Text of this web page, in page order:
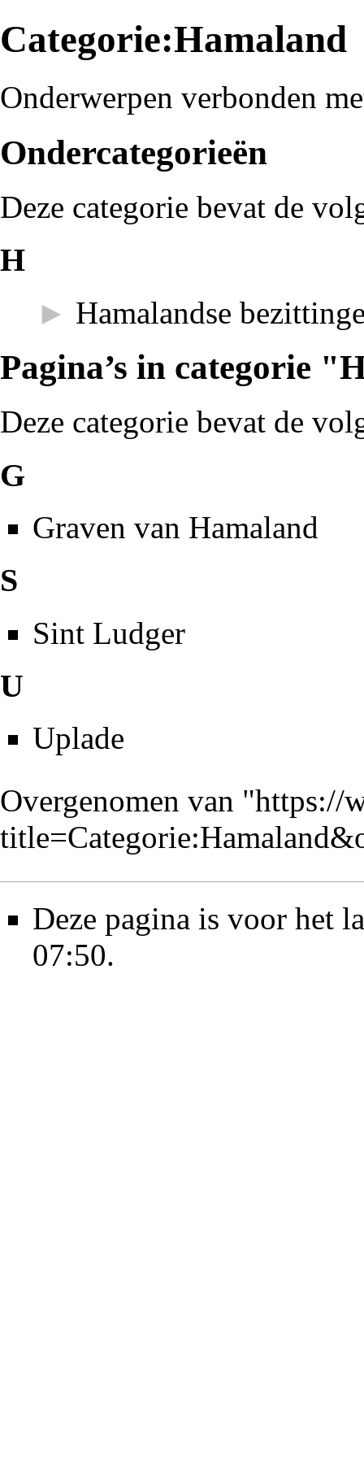
Categorie:Hamaland
Onderwerpen verbonden
Ondercategorieën
Deze categorie bevat de
H
► Hamalandse
Pagina’s in categorie
Deze categorie bevat de
G
Graven van Hamaland
S
Sint Ludger
U
Uplade
Overgenomen van "https://
Deze pagina is voor het
07:50.